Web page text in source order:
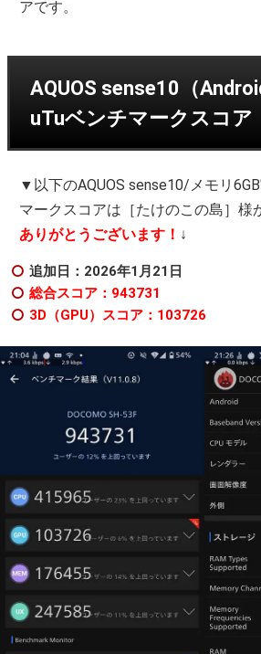
アです。
AQUOS sense10（
uTuベンチマークスコア
▼以下のAQUOS sense10/メモリ
マークスコアは［たけのこの島］様
ありがとうございます！ ↓
追加日：2026年1 月21日
総合スコア：943731
3D（GPU）スコア：103726